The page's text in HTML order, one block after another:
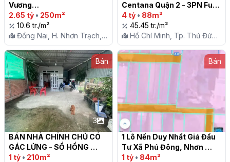
Vương
2.65 tỷ • 250m²
10.6 tr./m²
Đồng Nai, H. Nhơn Trạch,
X. Vĩnh Thanh
Centana Quận 2 - 3PN Full
Nội Thất, Giá Tốt Nhất Khu
Vực!
4 tỷ • 88m²
45.45 tr./m²
Hồ Chí Minh, Tp. Thủ Đức,
P. An Phú
Bán
3
BÁN NHÀ CHÍNH CHỦ CÓ
GÁC LỬNG - SỔ HỒNG
RIÊNG 🏡
1 tỷ • 210m²
Bán
1 Lô Nền Duy Nhất Giá Đầu
Tư Xã Phú Đông, Nhơn
Trạch
1 tỷ • 84m²